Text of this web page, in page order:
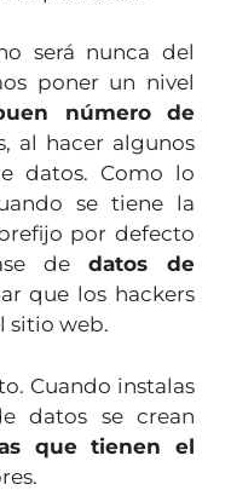
será nunca del
poner un nivel
número de
al hacer algunos
datos. Como lo
se tiene la
por defecto
dedatos de
que los hackers
sitio web.
Cuando instalas
datos se crean
que tienen el